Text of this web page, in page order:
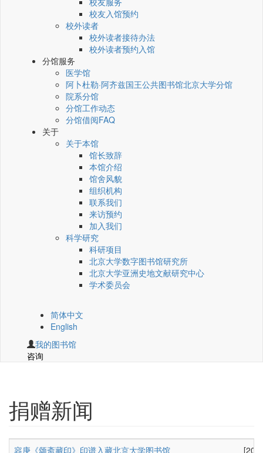
校友入馆预约
校外读者
校外读者接待办法
校外读者预约入馆
分馆服务
医学馆
阿卜杜勒·阿齐兹国王公共图书馆北京大学分馆
院系分馆
分馆工作动态
分馆借阅FAQ
关于
关于本馆
馆长致辞
本馆介绍
馆舍风貌
组织机构
联系我们
来访预约
加入我们
科学研究
科研项目
北京大学数字图书馆研究所
北京大学亚洲史地文献研究中心
学术委员会
简体中文
English
我的图书馆
咨询
捐赠新闻
容庚《颂斋藏印》印谱入藏北京大学图书馆